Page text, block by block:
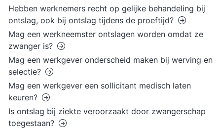
Hebben werknemers recht op gelijke behandeling bij
ontslag, ook bij ontslag tijdens de proeftijd?
Mag een werkneemster ontslagen worden omdat ze
zwanger is?
Mag een werkgever onderscheid maken bij werving en
selectie?
Mag een werkgever een sollicitant medisch laten
keuren?
Is ontslag bij ziekte veroorzaakt door zwangerschap
toegestaan?